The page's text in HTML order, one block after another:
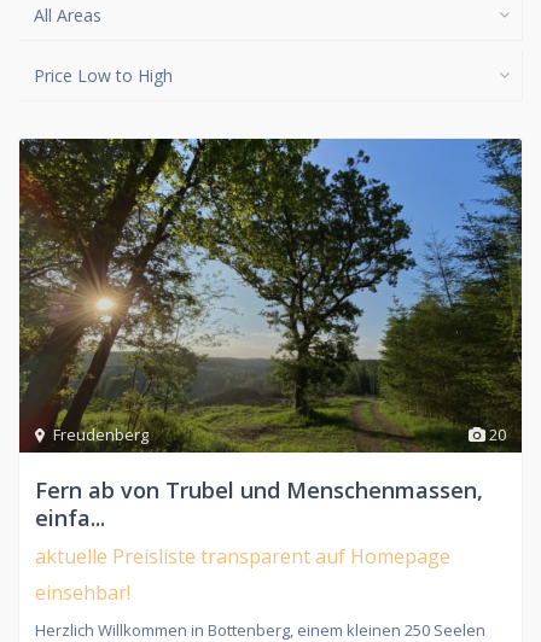
All Areas
Price Low to High
20
Freudenberg
Fern ab von Trubel und Menschenmassen,
einfa...
aktuelle Preisliste transparent auf Homepage
einsehbar!
Herzlich Willkommen in Bottenberg, einem kleinen 250 Seelen